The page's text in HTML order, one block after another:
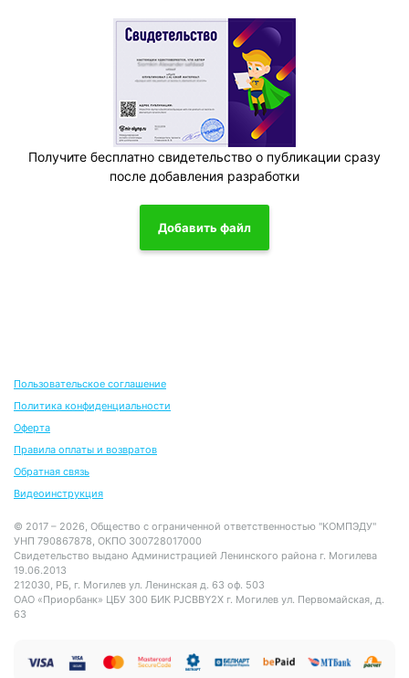
Получите бесплатно свидетельство о публикации сразу
после добавления разработки
Добавить файл
Пользовательское соглашение
Политика конфиденциальности
Оферта
Правила оплаты и возвратов
Обратная связь
Видеоинструкция
© 2017 – 2026, Общество с ограниченной ответственностью "КОМПЭДУ"
УНП 790867878, ОКПО 300728017000
Свидетельство выдано Администрацией Ленинского района г. Могилева
19.06.2013
212030, РБ, г. Могилев ул. Ленинская д. 63 оф. 503
ОАО «Приорбанк» ЦБУ 300 БИК PJCBBY2X г. Могилев ул. Первомайская, д.
63